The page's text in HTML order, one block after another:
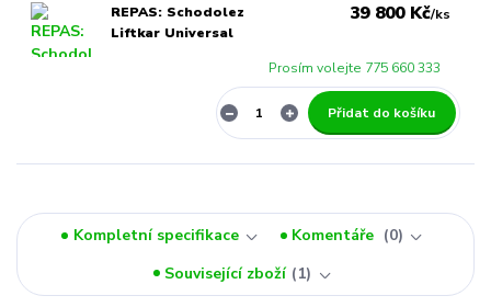
REPAS: Schodolez
Liftkar Universal
39 800 Kč/ks
Prosím volejte 775 660 333
Přidat do košíku
Kompletní specifikace Komentáře
0
Související zboží
1